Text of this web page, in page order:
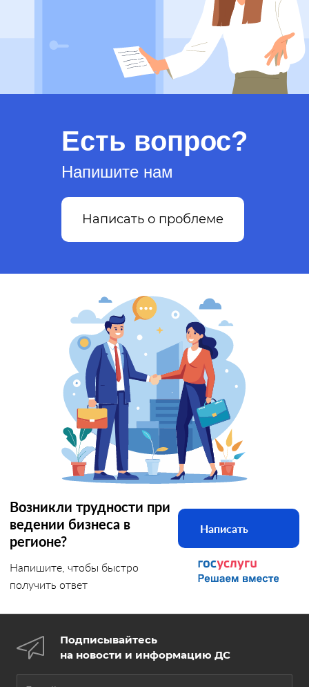
Есть вопрос?
Напишите нам
Написать о проблеме
Возникли трудности при
ведении бизнеса в
регионе?
Напишите, чтобы быстро
получить ответ
Написать
Подписывайтесь
на новости и информацию ДС